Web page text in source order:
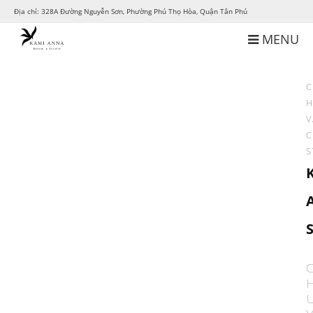
Địa chỉ: 328A Đường Nguyễn Sơn, Phường Phú Thọ Hòa, Quận Tân Phú
MENU